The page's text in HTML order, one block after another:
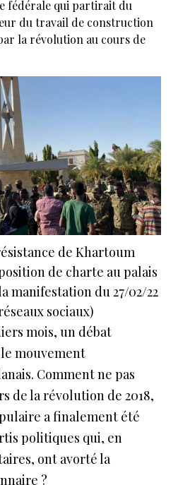
fédérale qui partirait du
du travail de construction
la révolution au cours de
de Khartoum
de charte au palais
manifestation du 27/02/22
sociaux)
mois, un débat
mouvement
Comment ne pas
de la révolution de 2018,
a finalement été
politiques qui, en
ont avorté la
?